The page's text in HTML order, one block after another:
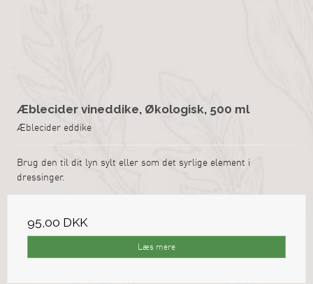
Æblecider vineddike, Økologisk, 500 ml
Æblecider eddike
Brug den til dit lyn sylt eller som det syrlige element i
dressinger.
95,00 DKK
Læs mere